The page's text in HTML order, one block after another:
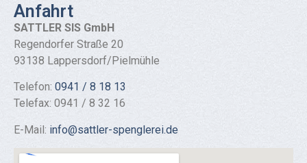
Anfahrt
SATTLER SIS GmbH
Regendorfer Straße 20
93138 Lappersdorf/Pielmühle
Telefon: 0941 / 8 18 13
Telefax: 0941 / 8 32 16
E-Mail: info@sattler-spenglerei.de